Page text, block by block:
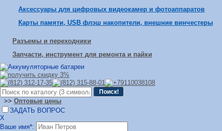
Аксессуары для цифровых видеокамер и фотоаппаратов
Карты памяти, USB флэш накопители, внешние винчестеры
Разъемы и переходники
Запчасти, инструмент для ремонта и пайки
>> Оптовые цены
ЗАДАТЬ ВОПРОС
Х
Ваше имя*: